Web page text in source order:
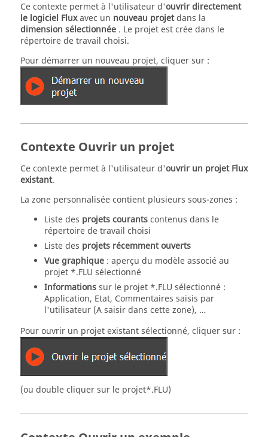
Ce contexte permet à l'utilisateur d'ouvrir directement
le logiciel Fluxavec un nouveau projetdans la
dimension sélectionnée . Le projet est crée dans le
répertoire de travail choisi.
Pour démarrer un nouveau projet, cliquer sur :
Contexte Ouvrir un projet
Ce contexte permet à l'utilisateur d'ouvrir un projet Flux
existant.
La zone personnalisée contient plusieurs sous-zones :
Liste des projets courantscontenus dans le
répertoire de travail choisi
Liste des projets récemment ouverts
Vue graphique : aperçu du modèle associé au
projet *.FLU sélectionné
Informationssur le projet *.FLU sélectionné :
Application, Etat, Commentaires saisis par
l'utilisateur (A saisir dans cette zone), …
Pour ouvrir un projet existant sélectionné, cliquer sur :
(ou double cliquer sur le projet*.FLU)